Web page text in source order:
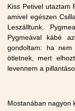
Kiss Petivel utaztam
amivel egészen
Leszálltunk.
Pygmeával kábé
gondoltam: ha
ötletnek, mert
levennem a
Mostanában nagyon